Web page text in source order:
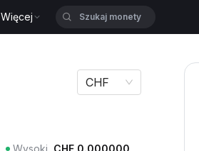
Więcej
CHF
Wysoki CHF 0.000000